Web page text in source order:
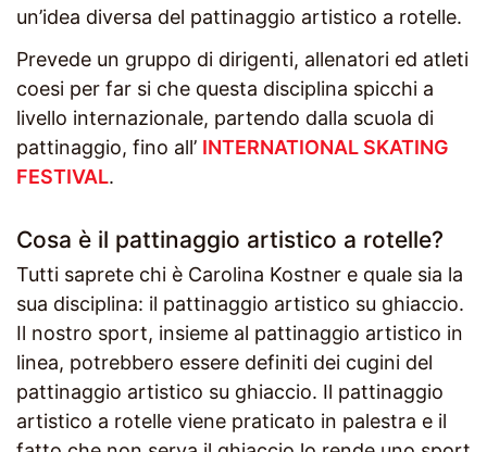
un’idea diversa del pattinaggio artistico a rotelle.
Prevede un gruppo di dirigenti, allenatori ed atleti
coesi per far si che questa disciplina spicchi a
livello internazionale, partendo dalla scuola di
pattinaggio, fino all’ INTERNATIONAL SKATING
FESTIVAL.
Cosa è il pattinaggio artistico a rotelle?
Tutti saprete chi è Carolina Kostner e quale sia la
sua disciplina: il pattinaggio artistico su ghiaccio.
Il nostro sport, insieme al pattinaggio artistico in
linea, potrebbero essere definiti dei cugini del
pattinaggio artistico su ghiaccio. Il pattinaggio
artistico a rotelle viene praticato in palestra e il